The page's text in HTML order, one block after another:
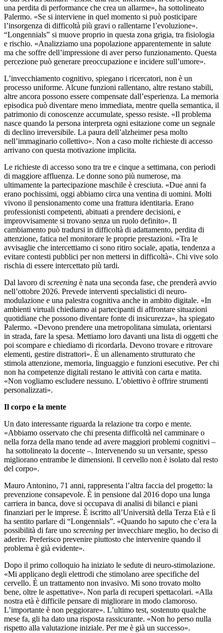
una perdita di performance che crea un allarme», ha sottolineato
Palermo. «Se si interviene in quel momento si può posticipare
l’insorgenza di difficoltà più gravi o rallentarne l’evoluzione».
“Longennials” si muove proprio in questa zona grigia, tra fisiologia
e rischio. «Analizziamo una popolazione apparentemente in salute
ma che soffre dell’impressione di aver perso funzionamento. Questa
percezione può generare preoccupazione e incidere sull’umore».
L’invecchiamento cognitivo, spiegano i ricercatori, non è un
processo uniforme. Alcune funzioni rallentano, altre restano stabili,
altre ancora possono essere compensate dall’esperienza. La memoria
episodica può diventare meno immediata, mentre quella semantica, il
patrimonio di conoscenze accumulate, spesso resiste. «Il problema
nasce quando la persona interpreta ogni esitazione come un segnale
di declino irreversibile. La paura dell’alzheimer pesa molto
nell’immaginario collettivo». Non a caso molte richieste di accesso
arrivano con questa motivazione implicita.
Le richieste di accesso sono tra tre e cinque a settimana, con periodi
di maggiore affluenza. Le donne sono più numerose, ma
ultimamente la partecipazione maschile è cresciuta. «Due anni fa
erano pochissimi, oggi abbiamo circa una ventina di uomini. Molti
vivono il pensionamento come una frattura identitaria. Erano
professionisti competenti, abituati a prendere decisioni, e
improvvisamente si trovano senza un ruolo definito». Il
cambiamento può tradursi in difficoltà di adattamento, perdita di
attenzione, fatica nel monitorare le proprie prestazioni. «Tra le
avvisaglie che intercettiamo ci sono ritiro sociale, apatia, tendenza a
evitare contesti pubblici per non mettersi in difficoltà». Chi vive solo
rischia di essere intercettato più tardi.
Dal lavoro di screening è nata una seconda fase, che prenderà avvio
nell’ottobre 2026. Prevede interventi specialistici di neuro-
modulazione e una palestra cognitiva anche in ambito digitale. «In
ambienti virtuali chiediamo ai partecipanti di affrontare situazioni
quotidiane che possono diventare fonte di insicurezza», ha spiegato
Palermo. «Devono prendere una metropolitana simulata, orientarsi
in strada, fare la spesa. Mettiamo loro davanti una lista di oggetti che
poi scompare e chiediamo di ricordarla. Devono trovare e ritrovare
elementi, gestire distrattori». È un allenamento strutturato che
stimola attenzione, memoria, linguaggio e funzioni esecutive. Per chi
non ha competenze digitali restano le attività con carta e matita.
«Non vogliamo escludere nessuno. L’obiettivo è offrire strumenti
personalizzati».
Il corpo e la mente
Un dato interessante riguarda la relazione tra corpo e mente.
«Abbiamo osservato che chi presenta difficoltà nel camminare o
nella forza della mano tende ad avere maggiori problemi cognitivi –
ha sottolineato la docente –. Intervenendo su un versante, spesso
migliorano entrambe le dimensioni. Il cervello non è isolato dal resto
del corpo».
Mauro Antonino, 71 anni, rappresenta l’altra faccia del progetto: la
prevenzione consapevole. È in pensione dal 2016 dopo una lunga
carriera in banca, dove si occupava di analisi di bilanci e piani
finanziari per le imprese. È iscritto all’Università della Terza Età e lì
ha sentito parlare di “Longennials”. «Quando ho saputo che c’era la
possibilità di fare uno screening per invecchiare meglio, ho deciso di
aderire. Preferisco prevenire piuttosto che intervenire quando il
problema è già evidente».
Dopo il primo colloquio ha iniziato le sedute di neuro-stimolazione.
«Mi applicano degli elettrodi che stimolano aree specifiche del
cervello. È un trattamento non invasivo. Mi sono trovato molto
bene, oltre le aspettative». Non parla di recuperi spettacolari. «Alla
nostra età è difficile pensare di migliorare in modo clamoroso.
L’importante è non peggiorare». L’ultimo test, sostenuto qualche
mese fa, gli ha dato una risposta rassicurante. «Non ho perso nulla
rispetto alla valutazione iniziale. Per me è già un successo».